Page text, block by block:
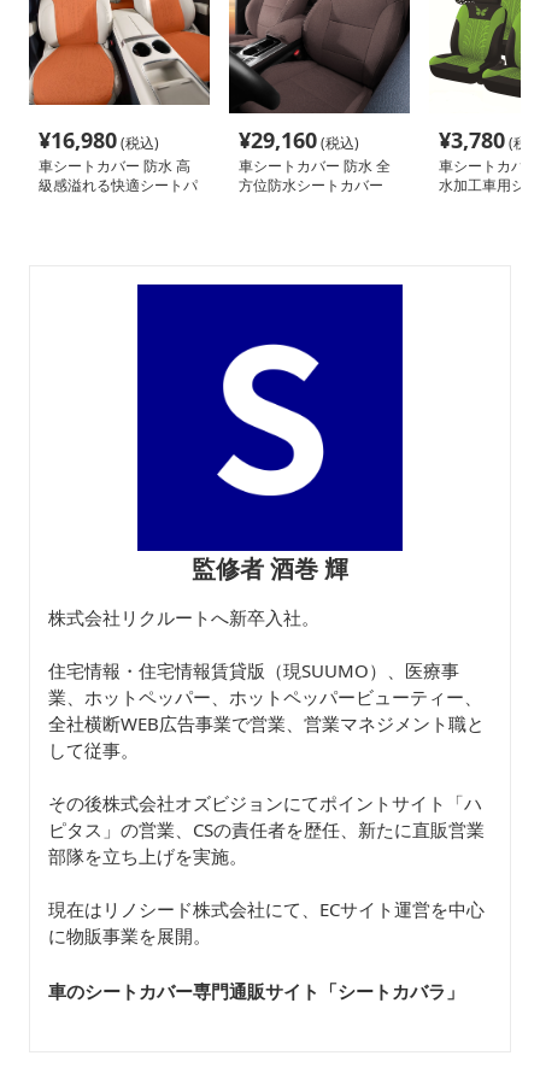
¥16,980(税込)
車シートカバー 防水 高
級感溢れる快適シートパ
¥29,160(税込)
車シートカバー 防水 全
方位防水シートカバー
¥3,780(税
車シートカバ
水加工車用シ
監修者 酒巻 輝
株式会社リクルートへ新卒入社。
住宅情報・住宅情報賃貸版（現SUUMO）、医療事
業、ホットペッパー、ホットペッパービューティー、
全社横断WEB広告事業で営業、営業マネジメント職と
して従事。
その後株式会社オズビジョンにてポイントサイト「ハ
ピタス」の営業、CSの責任者を歴任、新たに直販営業
部隊を立ち上げを実施。
現在はリノシード株式会社にて、ECサイト運営を中心
に物販事業を展開。
車のシートカバー専門通販サイト「シートカバラ 」